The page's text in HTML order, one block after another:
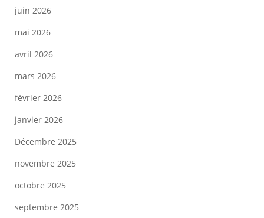
juin 2026
mai 2026
avril 2026
mars 2026
février 2026
janvier 2026
Décembre 2025
novembre 2025
octobre 2025
septembre 2025